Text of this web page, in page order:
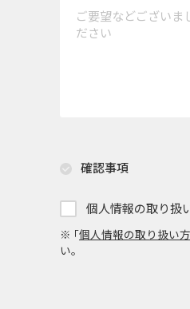
確認事項
個人情報の取り扱
※ ｢個人情報の取り扱い
い。